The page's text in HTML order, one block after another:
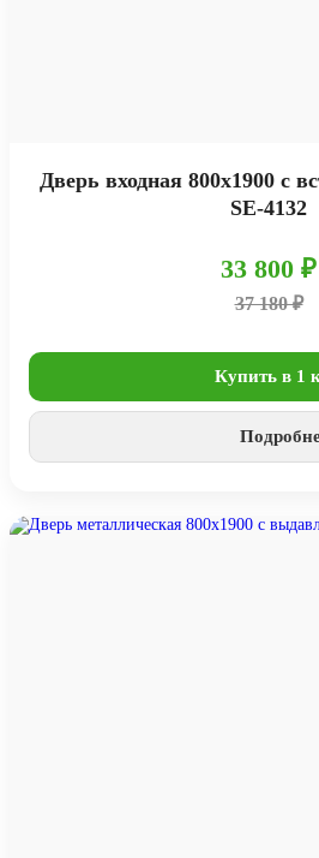
Дверь входная 800х1900 с
SE-4132
33 800 ₽
37 180 ₽
Купить в 1